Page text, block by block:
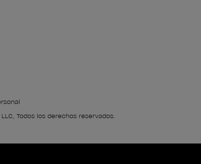
Todos los derechos reservados.